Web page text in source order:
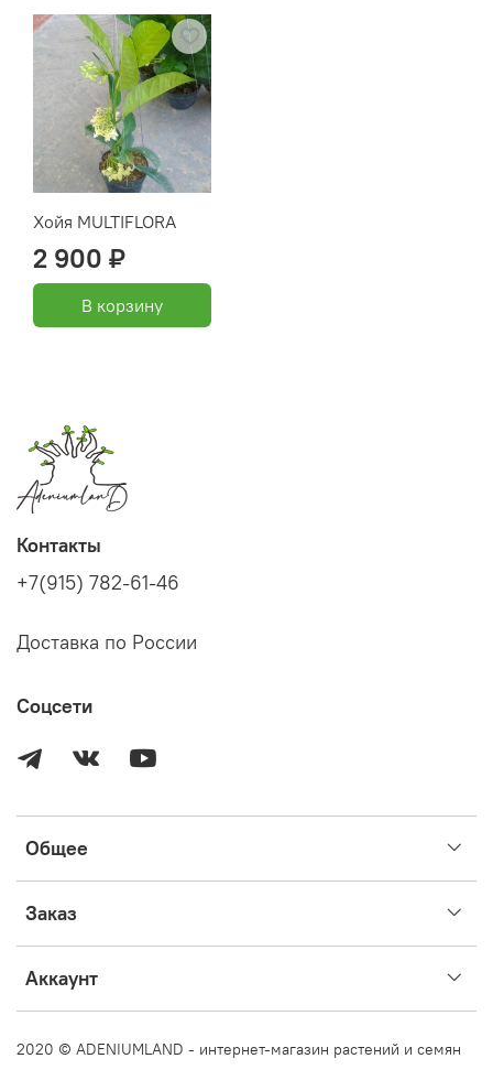
Хойя MULTIFLORA
2 900 ₽
В корзину
Общее
Заказ
Аккаунт
Контакты
+7(915) 782-61-46
Доставка по России
Соцсети
2020 © ADENIUMLAND - интернет-магазин растений и семян